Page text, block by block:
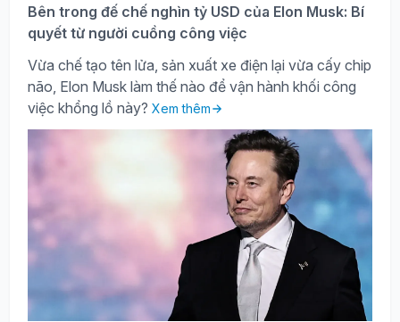
Bên trong đế chế nghìn tỷ USD của Elon Musk: Bí
quyết từ người cuồng công việc
Vừa chế tạo tên lửa, sản xuất xe điện lại vừa cấy chip
não, Elon Musk làm thế nào để vận hành khối công
việc khổng lồ này? Xem thêm